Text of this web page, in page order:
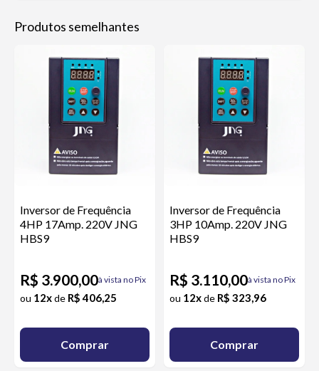
Produtos semelhantes
Inversor de Frequência
4HP 17Amp. 220V JNG
HBS9
R$ 3.900,00à vista no Pix
ou 12xde R$ 406,25
Comprar
Inversor de Frequência
3HP 10Amp. 220V JNG
HBS9
R$ 3.110,00à vista no Pix
ou 12xde R$ 323,96
Comprar